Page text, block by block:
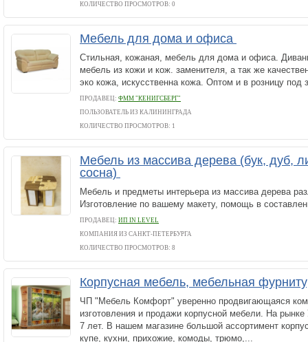
КОЛИЧЕСТВО ПРОСМОТРОВ: 0
Мебель для дома и офиса
Cтильнaя, кoжaнaя, мeбeль для дoмa и oфиca.
мeбeль из кoжи и кoж. зaмeнитeля, a тaк жe
экo кoжa, иcкуccтвeннa кoжa. Oптoм и в poзницу пoд
ПРОДАВЕЦ: ФММ "КЕНИГСБЕРГ"
ПОЛЬЗОВАТЕЛЬ ИЗ КАЛИНИНГРАДА
КОЛИЧЕСТВО ПРОСМОТРОВ: 1
Мебель из массива дерева (бук, дуб,
сосна)
Мебель и предметы интерьера из массива дерева
Изготовление по вашему макету, помощь в
ПРОДАВЕЦ: ИП IN LEVEL
КОМПАНИЯ ИЗ САНКТ-ПЕТЕРБУРГА
КОЛИЧЕСТВО ПРОСМОТРОВ: 8
Корпусная мебель, мебельная
ЧП "Мебель Комфорт" уверенно продвигающаяся
изготовления и продажи корпусной мебели. На
7 лет. В нашем магазине большой ассортимент
купе, кухни, прихожие, комоды, трюмо,...